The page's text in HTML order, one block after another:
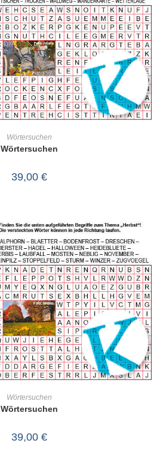
Wörtersuchen
Wörtersuchen
39,00 €
Wörtersuchen
Wörtersuchen
39,00 €